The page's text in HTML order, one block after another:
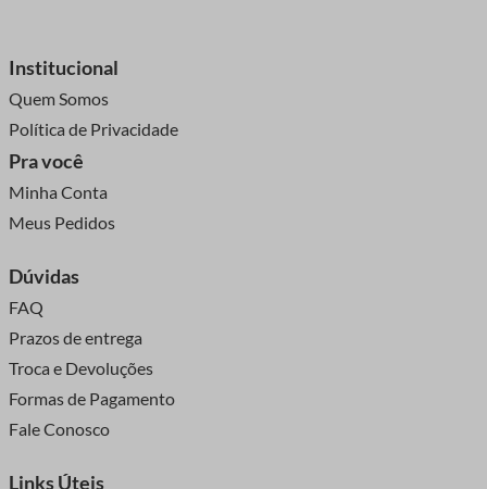
Institucional
Quem Somos
Política de Privacidade
Pra você
Minha Conta
Meus Pedidos
Dúvidas
FAQ
Prazos de entrega
Troca e Devoluções
Formas de Pagamento
Fale Conosco
Links Úteis